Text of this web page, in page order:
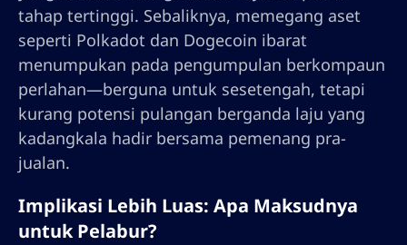
tahap tertinggi. Sebaliknya, memegang aset
seperti Polkadot dan Dogecoin ibarat
menumpukan pada pengumpulan berkompaun
perlahan—berguna untuk sesetengah, tetapi
kurang potensi pulangan berganda laju yang
kadangkala hadir bersama pemenang pra-
jualan.
Implikasi Lebih Luas: Apa Maksudnya
untuk Pelabur?